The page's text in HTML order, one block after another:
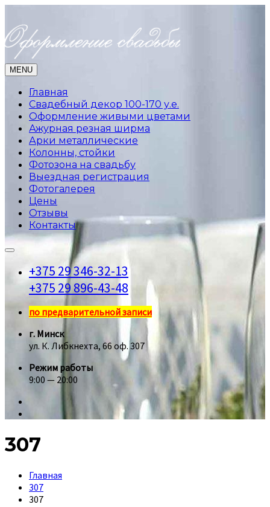
MENU
Главная
Свадебный декор 100-170 у.е.
Оформление живыми цветами
Ажурная резная ширма
Арки металлические
Колонны, стойки
Фотозона на свадьбу
Выездная регистрация
Фотогалерея
Цены
Отзывы
Контакты
+375 29 346-32-13
+375 29 896-43-48
по предварительной записи
г. Минск
ул. К. Либкнехта, 66 оф. 307
Режим работы
9:00 — 20:00
307
Главная
307
307